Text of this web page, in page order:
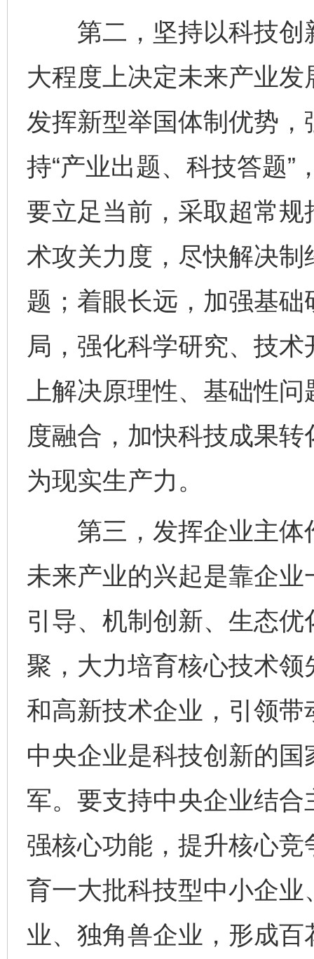
第二，坚持以科技创
大程度上决定未来产业
发挥新型举国体制优势
持“产业出题、科技答题”
要立足当前，采取超常
术攻关力度，尽快解决制
题；着眼长远，加强基
局，强化科学研究、技
上解决原理性、基础性
度融合，加快科技成果
为现实生产力。
第三，发挥企业主体
未来产业的兴起是靠企
引导、机制创新、生态
聚，大力培育核心技术
和高新技术企业，引领
中央企业是科技创新的
军。要支持中央企业结
强核心功能，提升核心
育一大批科技型中小企
业、独角兽企业，形成